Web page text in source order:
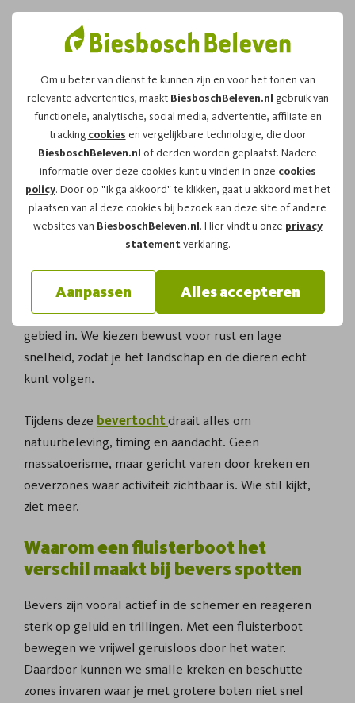
Om u beter van dienst te kunnen zijn en voor het tonen van
relevante advertenties, maakt BiesboschBeleven.nl gebruik van
functionele, analytische, social media, advertentie, affiliate en
tracking cookies en vergelijkbare technologie, die door
BiesboschBeleven.nl of derden worden geplaatst. Nadere
informatie over deze cookies kunt u vinden in onze cookies
policy. Door op "Ik ga akkoord" te klikken, gaat u akkoord met het
plaatsen van al deze cookies bij bezoek aan deze site of andere
websites van BiesboschBeleven.nl. Hier vindt u onze privacy
statementverklaring.
Aanpassen Alles accepteren
Fluisterboot Biesbosch
| Bevers in het wild
spotten
Eenfluisterbootin de Biesboschen bevers in het
wild spotten is voor veel bezoekers dé reden om het
water op te gaan. Je zoekt stilte, geen ronkende
motor, en een gids die precies weet waar je moet
kijken. Vanuit Drimmelen varen we kleinschalig het
gebied in. We kiezen bewust voor rust en lage
snelheid, zodat je het landschap en de dieren echt
kunt volgen.
Tijdens deze bevertochtdraait alles om
natuurbeleving, timing en aandacht. Geen
massatoerisme, maar gericht varen door kreken en
oeverzones waar activiteit zichtbaar is. Wie stil kijkt,
ziet meer.
Waarom een fluisterboot het
verschil maakt bij bevers spotten
Bevers zijn vooral actief in de schemer en reageren
sterk op geluid en trillingen. Met een fluisterboot
bewegen we vrijwel geruisloos door het water.
Daardoor kunnen we smalle kreken en beschutte
zones invaren waar je met grotere boten niet snel